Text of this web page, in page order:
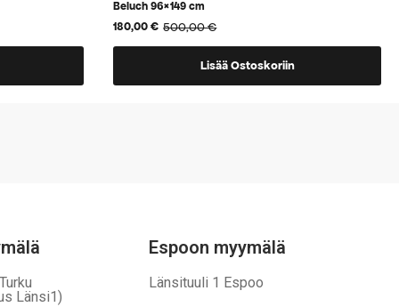
Beluch 96×149 cm
500,00€
Alkuperäinen
hinta
180,00€
Nykyinen
hinta
Lisää Ostoskoriin
Länsi1)
Espoon myymälä
Länsituuli 1 Espoo